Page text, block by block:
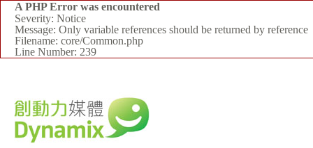
A PHP Error was encountered
Severity: Notice
Message: Only variable references should be returned by reference
Filename: core/Common.php
Line Number: 239